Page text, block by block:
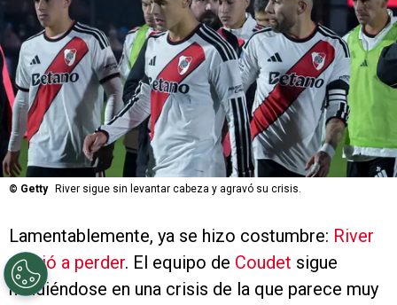
© Getty River sigue sin levantar cabeza y agravó su crisis.
Lamentablemente, ya se hizo costumbre: River
volvió a perder. El equipo de Coudet sigue
hundiéndose en una crisis de la que parece muy